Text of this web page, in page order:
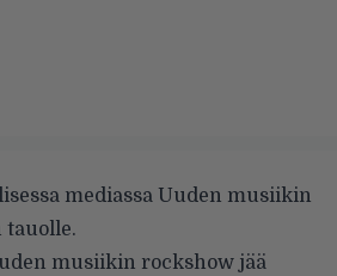
mediassa Uuden musiikin
tauolle.
musiikin rockshow jää